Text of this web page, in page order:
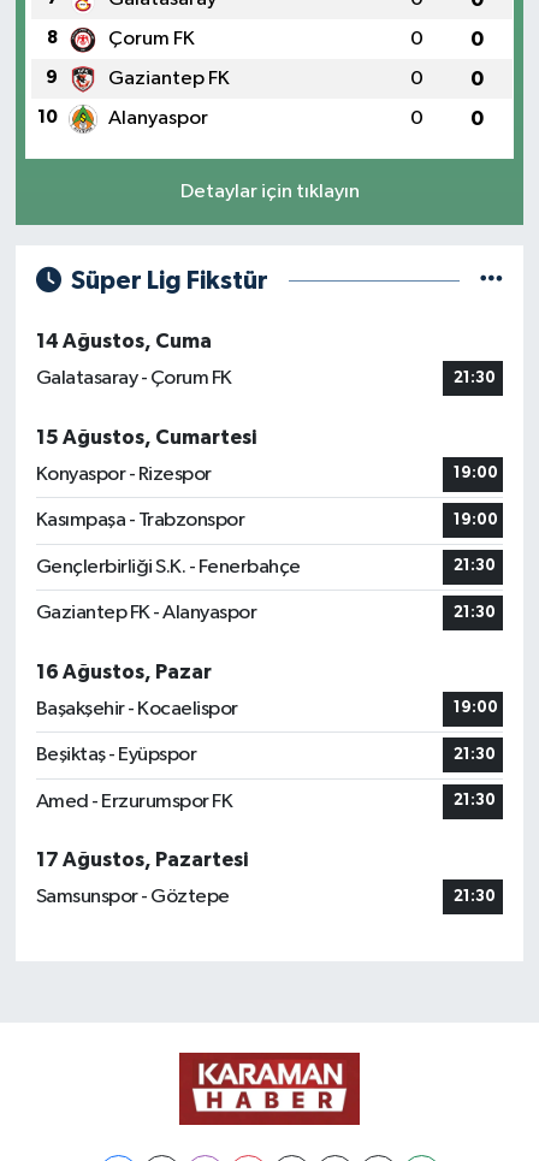
8 Çorum FK 0 0
9 Gaziantep FK 0 0
10 Alanyaspor 0 0
Detaylar için tıklayın
Süper Lig Fikstür
14 Ağustos, Cuma
Galatasaray - Çorum FK
21:30
15 Ağustos, Cumartesi
Konyaspor - Rizespor
19:00
Kasımpaşa - Trabzonspor 19:00
Gençlerbirliği S.K. - Fenerbahçe 21:30
Gaziantep FK - Alanyaspor 21:30
16 Ağustos, Pazar
Başakşehir - Kocaelispor
19:00
Beşiktaş - Eyüpspor 21:30
Amed - Erzurumspor FK 21:30
17 Ağustos, Pazartesi
Samsunspor - Göztepe
21:30